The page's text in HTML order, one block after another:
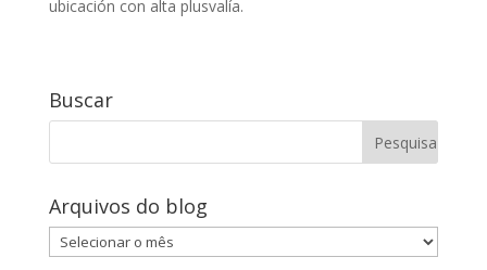
ubicación con alta plusvalía.
Buscar
Arquivos do blog
Arquivos
do